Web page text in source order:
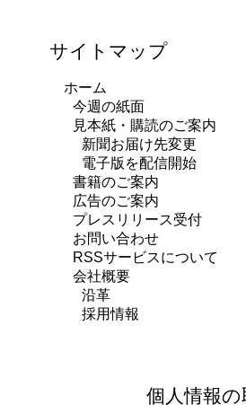
サイトマップ
ホーム
今週の紙面
見本紙・購読のご案内
新聞お届け先変更
電子版を配信開始
書籍のご案内
広告のご案内
プレスリリース受付
お問い合わせ
RSSサービスについて
会社概要
沿革
採用情報
個人情報